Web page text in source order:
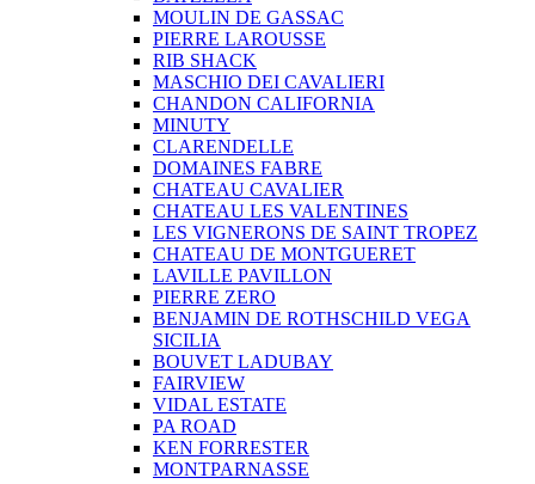
MOULIN DE GASSAC
PIERRE LAROUSSE
RIB SHACK
MASCHIO DEI CAVALIERI
CHANDON CALIFORNIA
MINUTY
CLARENDELLE
DOMAINES FABRE
CHATEAU CAVALIER
CHATEAU LES VALENTINES
LES VIGNERONS DE SAINT TROPEZ
CHATEAU DE MONTGUERET
LAVILLE PAVILLON
PIERRE ZERO
BENJAMIN DE ROTHSCHILD VEGA
SICILIA
BOUVET LADUBAY
FAIRVIEW
VIDAL ESTATE
PA ROAD
KEN FORRESTER
MONTPARNASSE